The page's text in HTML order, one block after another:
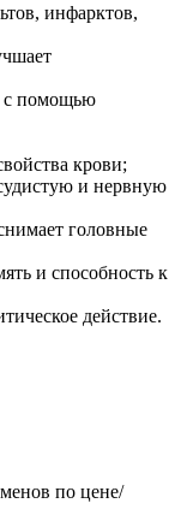
инфарктов,
с помощью
крови;
и нервную
головные
и способность к
действие.